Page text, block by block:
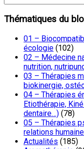
Thématiques du
01 –
écologie (102)
02 – Médecine
nutrition,
03 – Thérapies
biokinergie,
04 – Thérapies
Etiothérapie,
dentaire…) (78)
05 – Thérapies
relations
Actualités (185)